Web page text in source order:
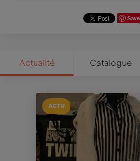
Save
Actualité Catalogue
ACTU